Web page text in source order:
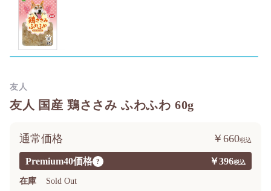
友人 国産 鶏ささみ ふわふわ 60g
Premium40価格 ? ￥396
通常価格 ￥660
在庫 Sold Out
友人